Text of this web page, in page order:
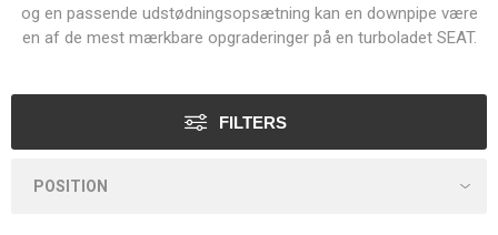
og en passende udstødningsopsætning kan en downpipe være
en af de mest mærkbare opgraderinger på en turboladet SEAT.
FILTERS